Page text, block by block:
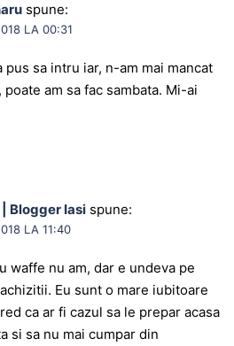
spune:
LA 00:31
pus sa intru iar, n-am mai mancat
am sa fac sambata. Mi-ai
Blogger Iasi spune:
LA 11:40
waffe nu am, dar e undeva pe
Eu sunt o mare iubitoare
ca ar fi cazul sa le prepar acasa
si sa nu mai cumpar din